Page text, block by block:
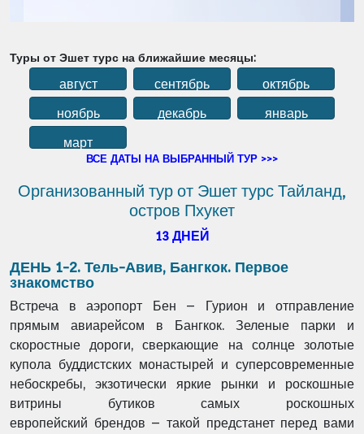
Туры от Эшет турс на ближайшие месяцы:
август сентябрь
октябрь
ноябрь
декабрь
январь
март
ВСЕ ДАТЫ НА ВЫБРАННЫЙ ТУР >>>
Организованный тур от Эшет турс Тайланд,
остров Пхукет
13 ДНЕЙ
ДЕНЬ 1-2. Тель-Авив, Бангкок. Первое
знакомство
Встреча в аэропорт Бен – Гурион и отправление
прямым авиарейсом в Бангкок. Зеленые парки и
скоростные дороги, сверкающие на солнце золотые
купола буддистских монастырей и суперсовременные
небоскребы, экзотически яркие рынки и роскошные
витрины бутиков самых роскошных
европейский брендов – такой предстанет перед вами